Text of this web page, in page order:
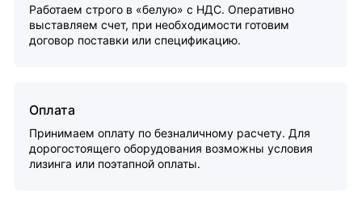
Работаем строго в «белую» с НДС. Оперативно
выставляем счет, при необходимости готовим
договор поставки или спецификацию.
Оплата
Принимаем оплату по безналичному расчету. Для
дорогостоящего оборудования возможны условия
лизинга или поэтапной оплаты.